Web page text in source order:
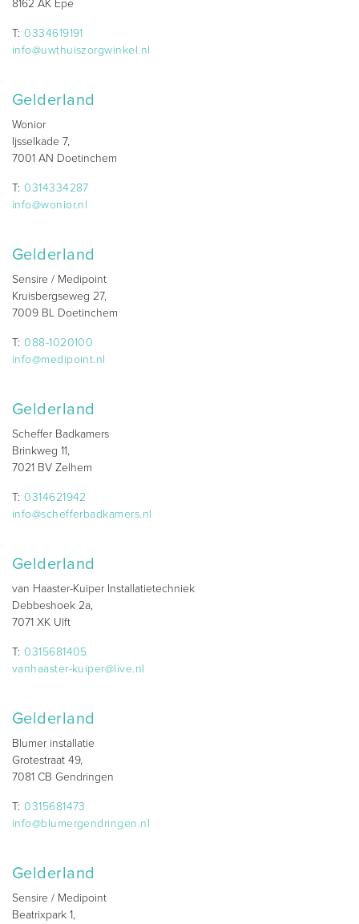
8162 AK Epe
T:0334619191
info@uwthuiszorgwinkel.nl
Gelderland
Wonior
Ijsselkade 7,
7001 AN Doetinchem
T:0314334287
info@wonior.nl
Gelderland
Sensire / Medipoint
Kruisbergseweg 27,
7009 BL Doetinchem
T:088-1020100
info@medipoint.nl
Gelderland
Scheffer Badkamers
Brinkweg 11,
7021 BV Zelhem
T:0314621942
info@schefferbadkamers.nl
Gelderland
van Haaster-Kuiper Installatietechniek
Debbeshoek 2a,
7071 XK Ulft
T:0315681405
vanhaaster-kuiper@live.nl
Gelderland
Blumer installatie
Grotestraat 49,
7081 CB Gendringen
T:0315681473
info@blumergendringen.nl
Gelderland
Sensire / Medipoint
Beatrixpark 1,